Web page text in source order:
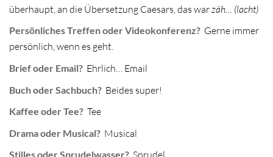
überhaupt, an die Übersetzung Caesars, das war zäh… (lacht)
Persönliches Treffen oder Videokonferenz? Gerne immer
persönlich, wenn es geht.
Brief oder Email? Ehrlich… Email
Buch oder Sachbuch? Beides super!
Kaffee oder Tee? Tee
Drama oder Musical? Musical
Stilles oder Sprudelwasser?